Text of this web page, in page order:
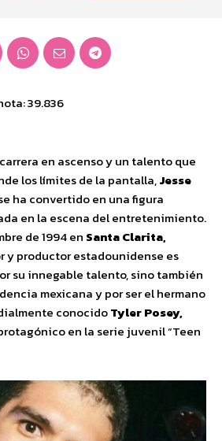
39.836
en ascenso y un talento que
los límites de la pantalla,Jesse
ha convertido en una figura
en la escena del entretenimiento.
de 1994 en Santa Clarita,
y productor estadounidense es
su innegable talento, sino también
mexicana y por ser el hermano
conocidoTyler Posey,
en la serie juvenil “Teen